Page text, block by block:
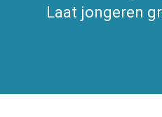
Laat jongeren